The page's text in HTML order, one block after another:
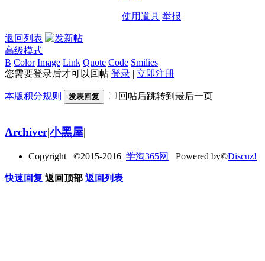
使用道具 举报
返回列表
高级模式
B Color Image Link Quote Code Smilies
您需要登录后才可以回帖 登录 | 立即注册
本版积分规则 发表回复 回帖后跳转到最后一页
Archiver|小黑屋|
Copyright ©2015-2016 学淘365网 Powered by©Discuz!
快速回复 返回顶部 返回列表